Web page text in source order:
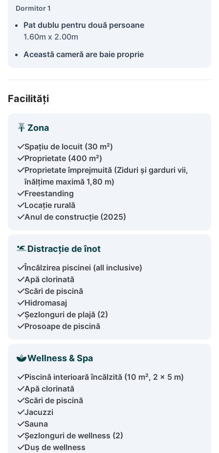
Dormitor 1
Pat dublu pentru două persoane
1.60m x 2.00m
Această cameră are baie proprie
Facilități
Zona
Spațiu de locuit (30 m²)
Proprietate (400 m²)
Proprietate împrejmuită (Ziduri și garduri vii,
înălțime maximă 1,80 m)
Freestanding
Locație rurală
Anul de construcție (2025)
Distracție de înot
Încălzirea piscinei (all inclusive)
Apă clorinată
Scări de piscină
Hidromasaj
Șezlonguri de plajă (2)
Prosoape de piscină
Wellness & Spa
Piscină interioară încălzită (10 m², 2 x 5 m)
Apă clorinată
Scări de piscină
Jacuzzi
Sauna
Șezlonguri de wellness (2)
Duș de wellness